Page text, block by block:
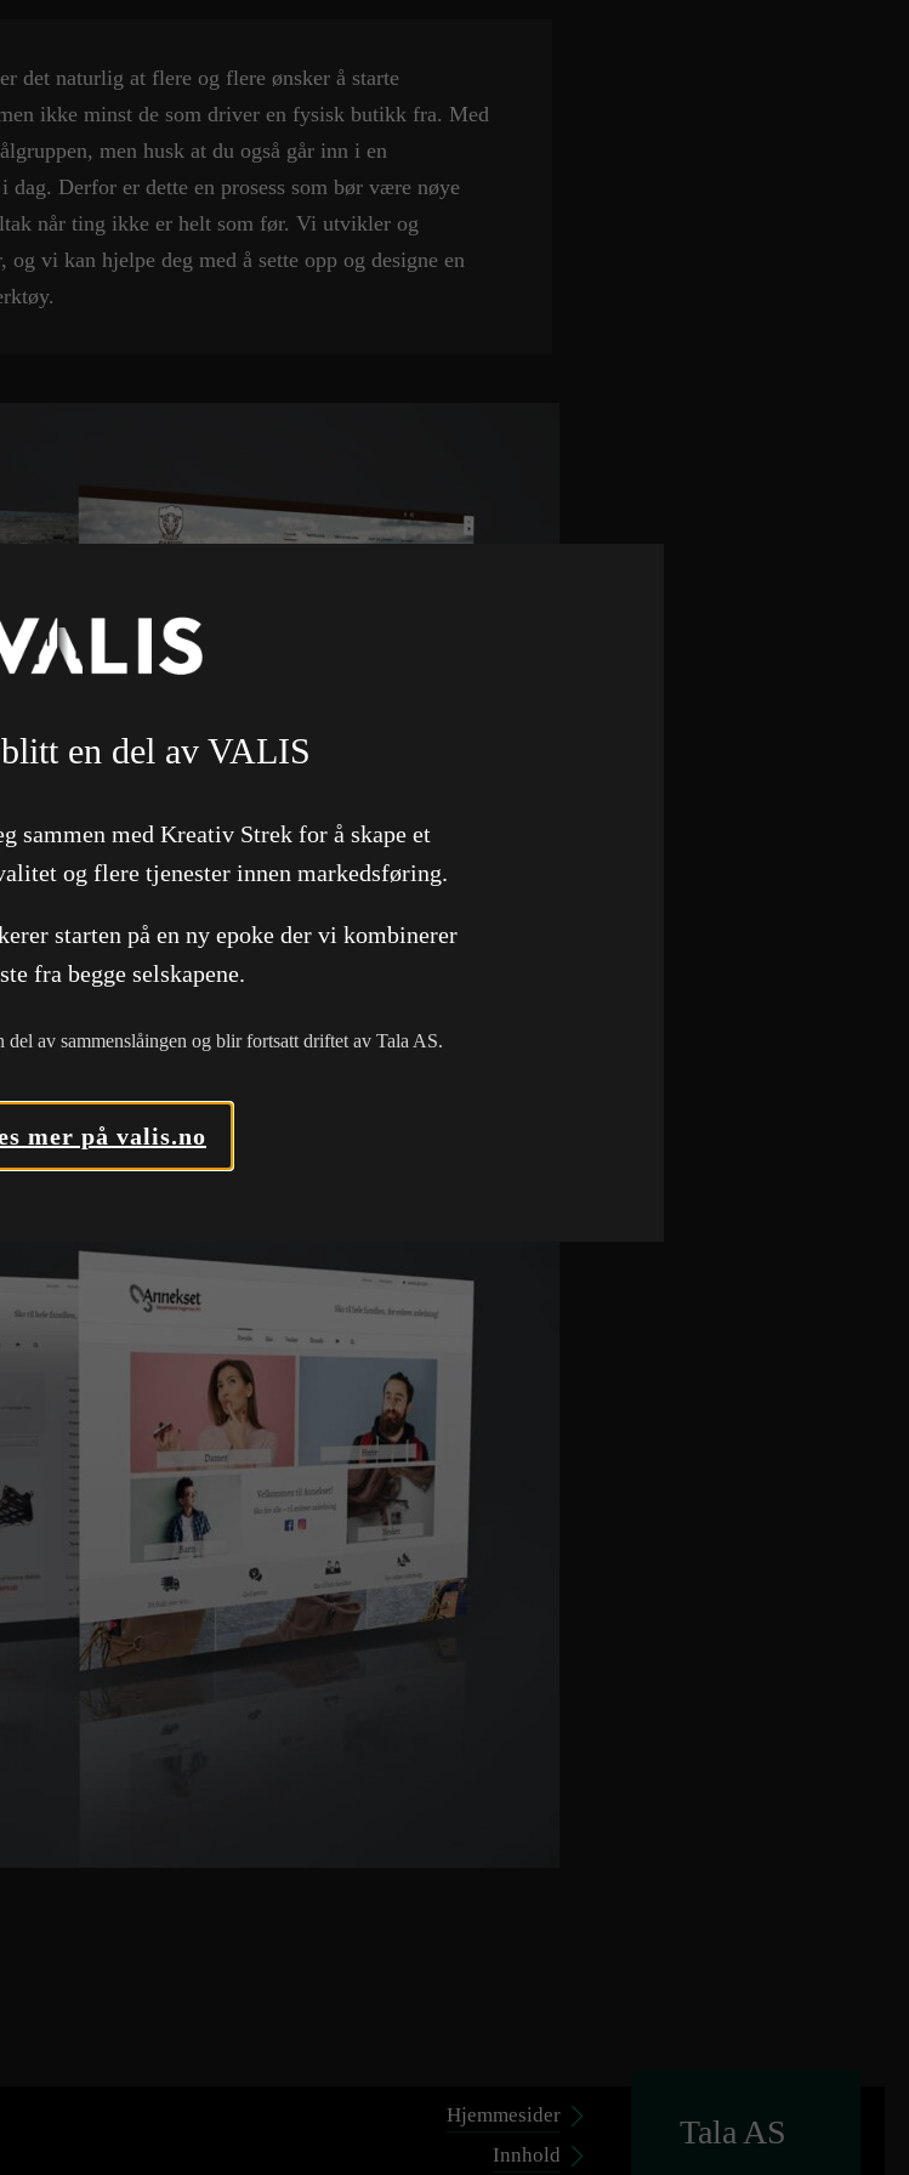
det naturlig at flere og flere ønsker å starte
ikke minst de som driver en fysisk butikk fra. Med
men husk at du også går inn i en
dag. Derfor er dette en prosess som bør være nøye
når ting ikke er helt som før. Vi utvikler og
vi kan hjelpe deg med å sette opp og designe en
en del av VALIS
sammen med Kreativ Strek for å skape et
og flere tjenester innen markedsføring.
starten på en ny epoke der vi kombinerer
fra begge selskapene.
av sammenslåingen og blir fortsatt driftet av Tala AS.
mer på valis.no
Hjemmesider
Innhold
Tala AS